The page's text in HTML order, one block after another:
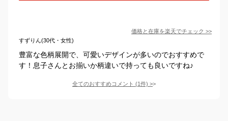
価格と在庫を楽天でチェック >>
すずりん(30代・女性)
豊富な色柄展開で、可愛いデザインが多いのでおすすめで
す！息子さんとお揃いか柄違いで持っても良いですね♪
全てのおすすめコメント (1件) >